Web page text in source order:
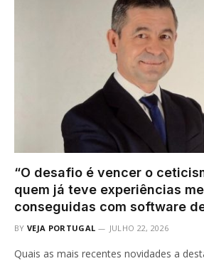
“O desafio é vencer o
quem já teve experiências
conseguidas com software
BY VEJA PORTUGAL JULHO 22, 2026
Quais as mais recentes novidades a